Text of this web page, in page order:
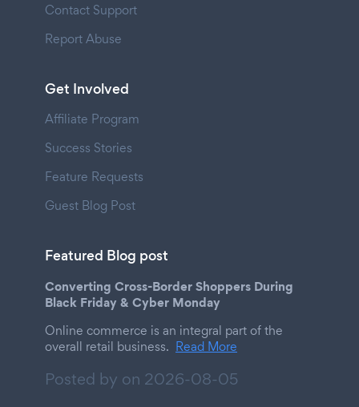
Contact Support
Report Abuse
Get Involved
Affiliate Program
Success Stories
Feature Requests
Guest Blog Post
Featured Blog post
Converting Cross-Border Shoppers During
Black Friday & Cyber Monday
Online commerce is an integral part of the
overall retail business. Read More
Posted by on 2026-08-05